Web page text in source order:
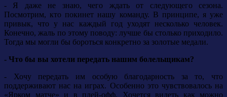
- Я даже не знаю, чего ждать от следующего сезона.
Посмотрим, кто покинет нашу команду. В принципе, я уже
привык, что у нас каждый год уходят несколько человек.
Конечно, жаль по этому поводу: лучше бы столько приходило.
Тогда мы могли бы бороться конкретно за золотые медали.
- Что бы вы хотели передать нашим болельщикам?
- Хочу передать им особую благодарность за то, что
поддерживают нас на играх. Особенно это чувствовалось на
«Ярком матче» и в плей-офф. Хочется видеть как можно